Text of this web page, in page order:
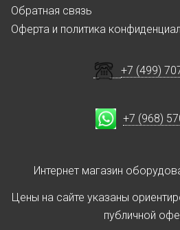
Обратная связь
Оферта и политика
+7 (499)
+7 (968)
Интернет магазин
Цены на сайте указаны
публичной